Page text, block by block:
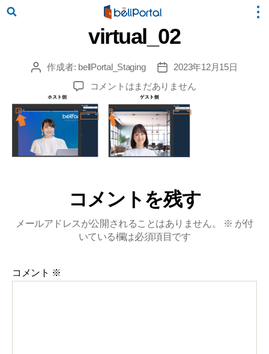
virtual_02
投
作成者: bellPortal_Staging
投
稿
日
2023年12月15日
virtual_02
の
コメントはまだありません
コメントを残す
メールアドレスが公開されることはありません。 ※ が付
いている欄は必須項目です
コメント ※